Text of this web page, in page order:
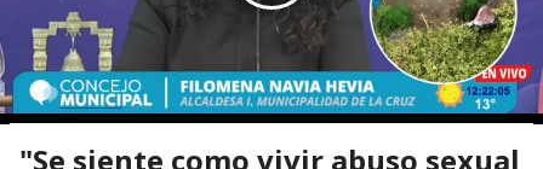
"Se siente como vivir abuso sexual